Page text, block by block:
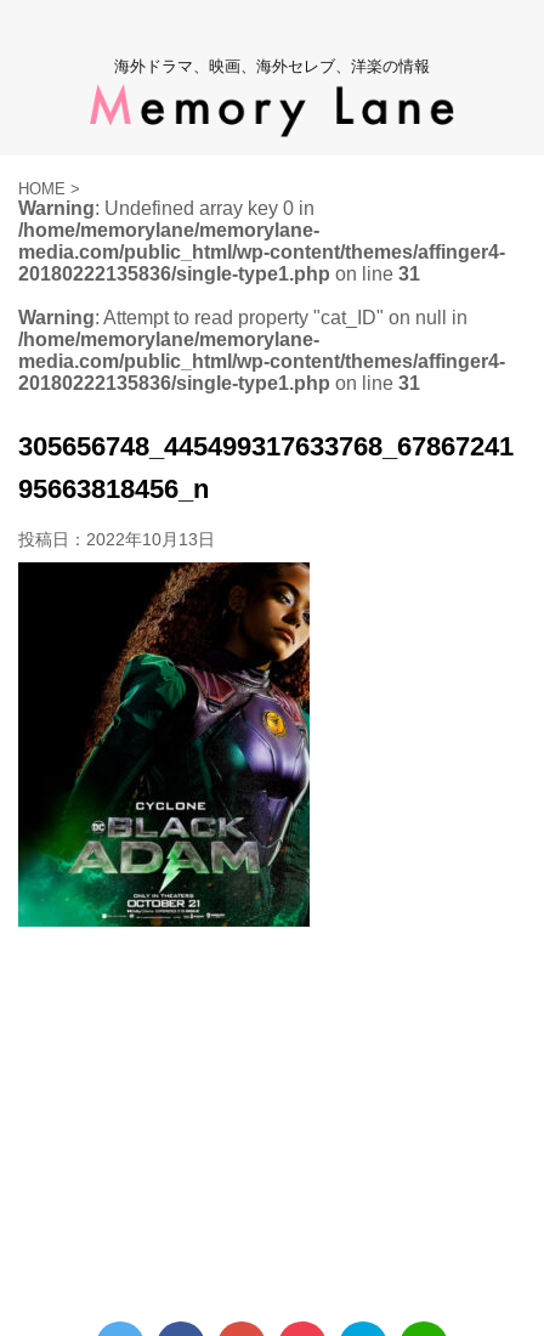
海外ドラマ、映画、海外セレブ、洋楽の情報
HOME >
Warning: Undefined array key 0 in
/home/memorylane/memorylane-
media.com/public_html/wp-content/themes/affinger4-
20180222135836/single-type1.php on line 31
Warning: Attempt to read property "cat_ID" on null in
/home/memorylane/memorylane-
media.com/public_html/wp-content/themes/affinger4-
20180222135836/single-type1.php on line 31
305656748_445499317633768_67867241
95663818456_n
投稿日： 2022年10月13日